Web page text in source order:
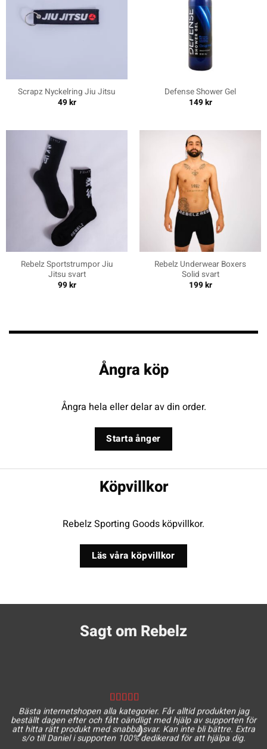
Scrapz Nyckelring Jiu Jitsu
49kr
Defense Shower Gel
149kr
Rebelz Sportstrumpor Jiu
Jitsu svart
99kr
Rebelz Underwear Boxers
Solid svart
199kr
Ångra köp
Ångra hela eller delar av din order.
Starta ånger
Köpvillkor
Rebelz Sporting Goods köpvillkor.
Läs våra köpvillkor
Sagt om Rebelz
Bästa internetshopen alla kategorier. Får alltid produkten jag
beställt dagen efter och fått oändligt med hjälp av supporten för
att hitta rätt produkt med snabba svar. Kan inte bli bättre. Extra
s/o till Daniel i supporten 100% dedikerad för att hjälpa dig.